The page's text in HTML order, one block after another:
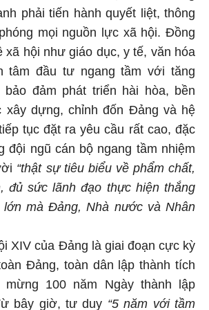
phải tiến hành quyết liệt, thông
mọi nguồn lực xã hội. Đồng
xã hội như giáo dục, y tế, văn hóa
tâm đầu tư ngang tầm với tăng
đảm phát triển hài hòa, bền
xây dựng, chỉnh đốn Đảng và hệ
tục đặt ra yêu cầu rất cao, đặc
đội ngũ cán bộ ngang tầm nhiệm
“thật sự tiêu biểu về phẩm chất,
đủ sức lãnh đạo thực hiện thắng
mà Đảng, Nhà nước và Nhân
XIV của Đảng là giai đoạn cực kỳ
Đảng, toàn dân lập thành tích
mừng 100 năm Ngày thành lập
bây giờ, tư duy “5 năm với tầm